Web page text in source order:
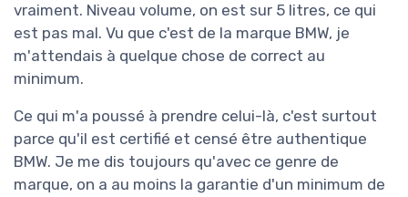
vraiment. Niveau volume, on est sur 5 litres, ce qui
est pas mal. Vu que c'est de la marque BMW, je
m'attendais à quelque chose de correct au
minimum.
Ce qui m'a poussé à prendre celui-là, c'est surtout
parce qu'il est certifié et censé être authentique
BMW. Je me dis toujours qu'avec ce genre de
marque, on a au moins la garantie d'un minimum de